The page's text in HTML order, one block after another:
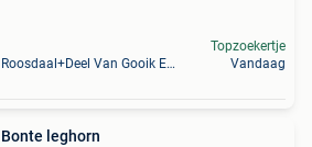
Roosdaal+Deel Van Gooik En Sint-Kwintens-Lennik
Topzoekertje
Vandaag
Bonte leghorn